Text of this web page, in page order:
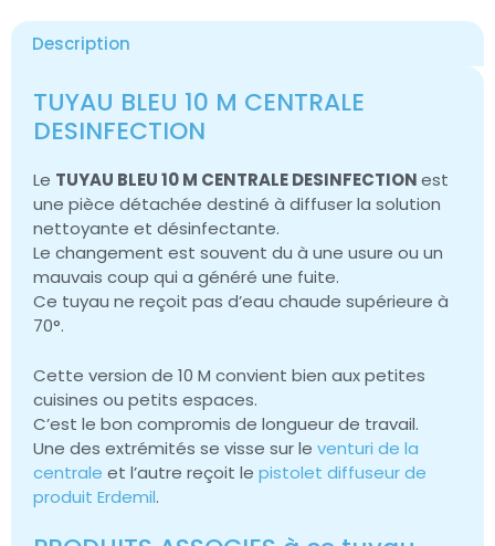
Description
TUYAU BLEU 10 M CENTRALE
DESINFECTION
Le TUYAU BLEU 10 M CENTRALE DESINFECTIONest
une pièce détachée destiné à diffuser la solution
nettoyante et désinfectante.
Le changement est souvent du à une usure ou un
mauvais coup qui a généré une fuite.
Ce tuyau ne reçoit pas d’eau chaude supérieure à
70°.
Cette version de 10 M convient bien aux petites
cuisines ou petits espaces.
C’est le bon compromis de longueur de travail.
Une des extrémités se visse sur le venturi de la
centrale et l’autre reçoit le pistolet diffuseur de
produit Erdemil.